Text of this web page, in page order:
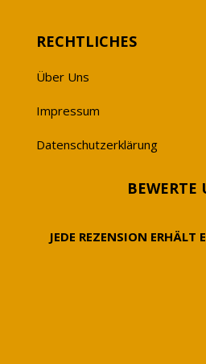
RECHTLICHES
Über Uns
Impressum
Datenschutzerklärung
BEWERTE
JEDE REZENSION ERHÄLT